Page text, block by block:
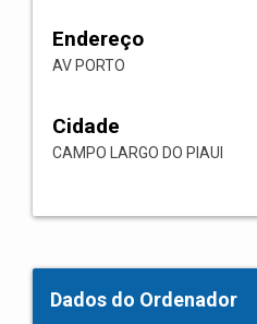
Endereço
AV PORTO
Cidade
CAMPO LARGO DO PIAUI
Dados do Ordenador